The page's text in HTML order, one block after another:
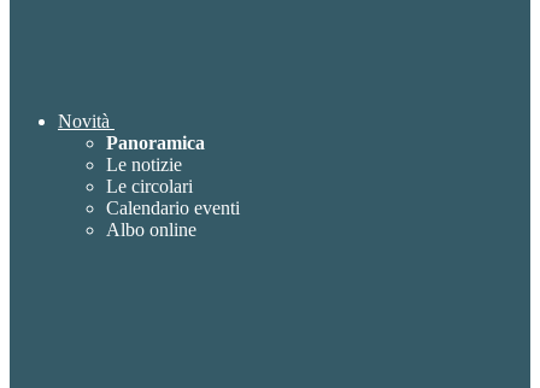
Novità
Panoramica
Le notizie
Le circolari
Calendario eventi
Albo online